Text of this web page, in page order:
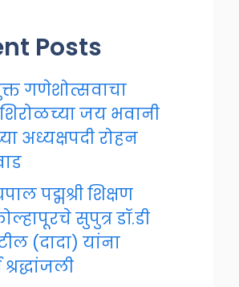
Posts
गणेशोत्सवाचा
शिरोळच्या जय भवानी
अध्यक्षपदी रोहन
पद्मश्री शिक्षण
सुपुत्र डॉ.डी
(दादा) यांना